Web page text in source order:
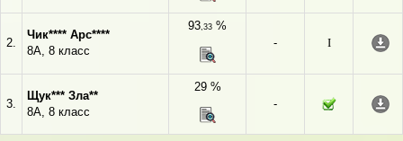
2.
Чик**** Арс****
8А, 8 класс
93,33 %
-
I
3.
Щук*** Зла**
8А, 8 класс
29 %
-